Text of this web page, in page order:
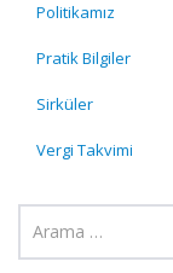
Politikamız
Pratik Bilgiler
Sirküler
Vergi Takvimi